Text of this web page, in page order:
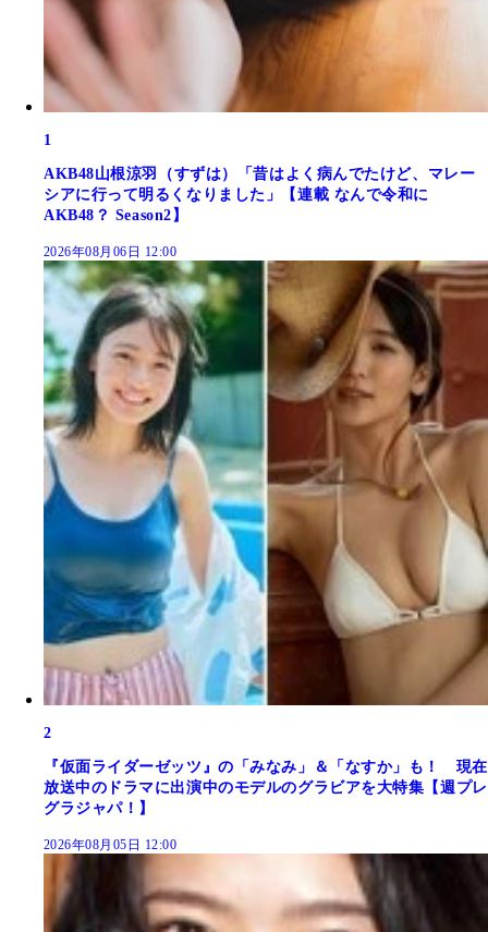
1
AKB48山根涼羽（すずは）「昔はよく病んでたけど、マレー
シアに行って明るくなりました」【連載 なんで令和に
AKB48？ Season2】
2026年08月06日 12:00
2
『仮面ライダーゼッツ』の「みなみ」＆「なすか」も！ 現在
放送中のドラマに出演中のモデルのグラビアを大特集【週プレ
グラジャパ！】
2026年08月05日 12:00